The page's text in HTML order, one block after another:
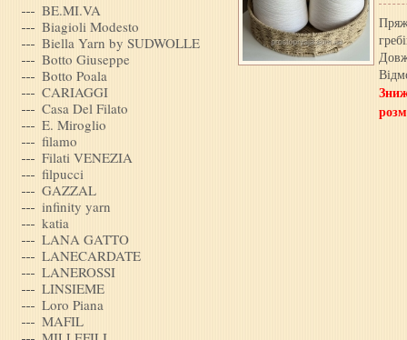
BE.MI.VA
Biagioli Modesto
Biella Yarn by SUDWOLLE
Botto Giuseppe
Botto Poala
CARIAGGI
Casa Del Filato
E. Miroglio
filamo
Filati VENEZIA
filpucci
GAZZAL
infinity yarn
katia
LANA GATTO
LANECARDATE
LANEROSSI
LINSIEME
Loro Piana
MAFIL